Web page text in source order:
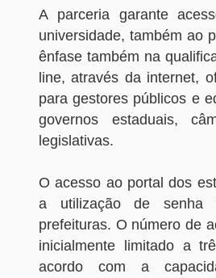
A parceria garante
universidade, também ao
ênfase também na
line, através da internet,
para gestores públicos e
governos estaduais,
legislativas.
O acesso ao portal dos
a utilização de senha
prefeituras. O número de
inicialmente limitado a
acordo com a